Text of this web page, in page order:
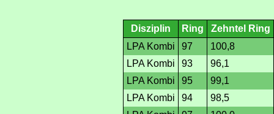
Disziplin Ring
Zehntel Ring
LPA Kombi
97
100,8
LPA Kombi
93
96,1
LPA Kombi
95
99,1
LPA Kombi
94
98,5